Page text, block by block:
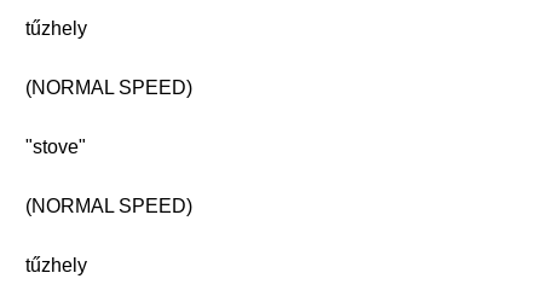
tűzhely
(NORMAL SPEED)
"stove"
(NORMAL SPEED)
tűzhely